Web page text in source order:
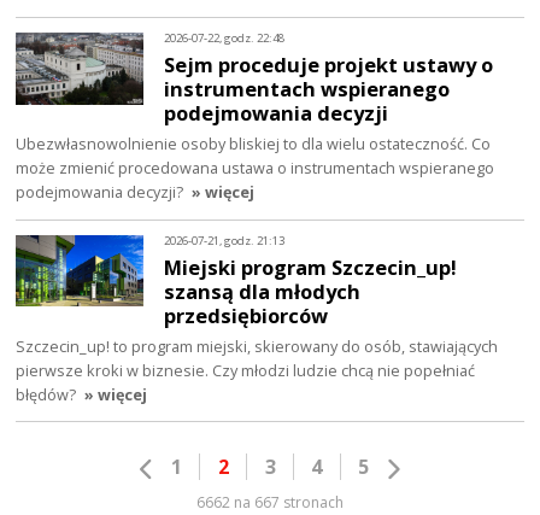
2026-07-22, godz. 22:48
Sejm proceduje projekt ustawy o
instrumentach wspieranego
podejmowania decyzji
Ubezwłasnowolnienie osoby bliskiej to dla wielu ostateczność. Co
może zmienić procedowana ustawa o instrumentach wspieranego
podejmowania decyzji? » więcej
2026-07-21, godz. 21:13
Miejski program Szczecin_up!
szansą dla młodych
przedsiębiorców
Szczecin_up! to program miejski, skierowany do osób, stawiających
pierwsze kroki w biznesie. Czy młodzi ludzie chcą nie popełniać
błędów? » więcej
1 2 3 4 5
6662 na 667 stronach